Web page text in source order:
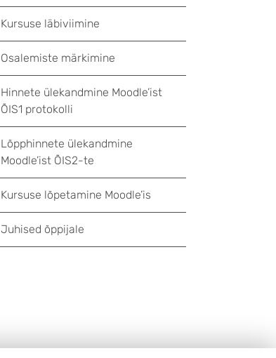
Kursuse läbiviimine
Osalemiste märkimine
Hinnete ülekandmine Moodle’ist
ÕIS1 protokolli
Lõpphinnete ülekandmine
Moodle’ist ÕIS2-te
Kursuse lõpetamine Moodle’is
Juhised õppijale